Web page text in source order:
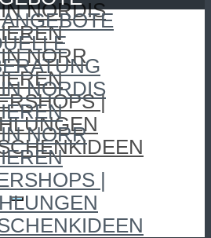
NORDIS
NORR
|
NORDIS
NORR
|